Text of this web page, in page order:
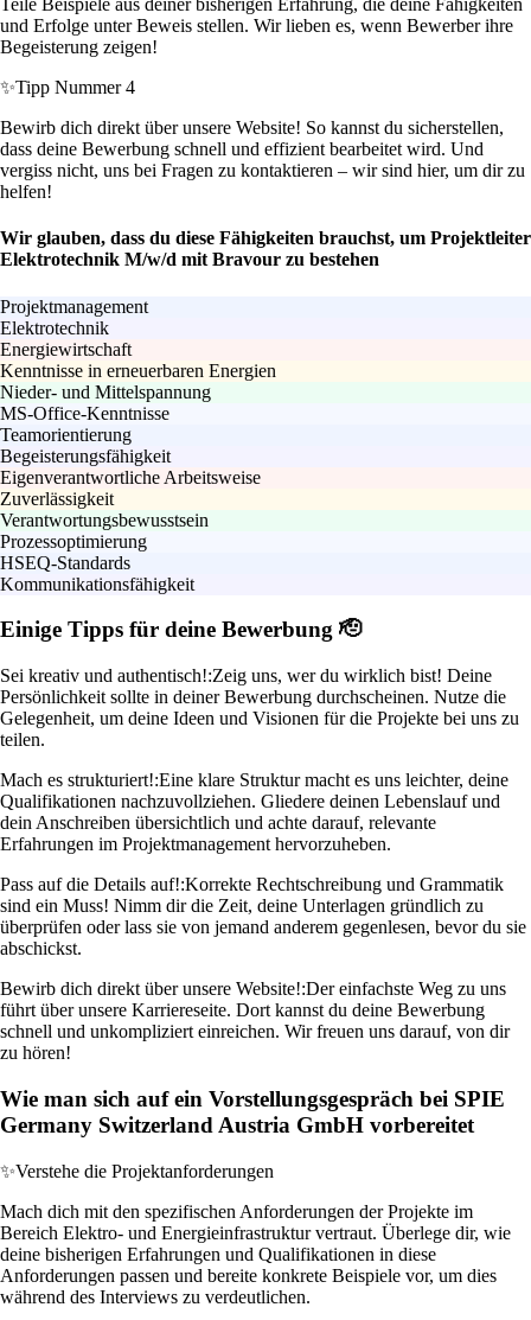
Teile Beispiele aus deiner bisherigen Erfahrung, die deine Fähigkeiten
und Erfolge unter Beweis stellen. Wir lieben es, wenn Bewerber ihre
Begeisterung zeigen!
✨Tipp Nummer 4
Bewirb dich direkt über unsere Website! So kannst du sicherstellen,
dass deine Bewerbung schnell und effizient bearbeitet wird. Und
vergiss nicht, uns bei Fragen zu kontaktieren – wir sind hier, um dir zu
helfen!
Wir glauben, dass du diese Fähigkeiten brauchst, um Projektleiter
Elektrotechnik M/w/d mit Bravour zu bestehen
Projektmanagement
Elektrotechnik
Energiewirtschaft
Kenntnisse in erneuerbaren Energien
Nieder- und Mittelspannung
MS-Office-Kenntnisse
Teamorientierung
Begeisterungsfähigkeit
Eigenverantwortliche Arbeitsweise
Zuverlässigkeit
Verantwortungsbewusstsein
Prozessoptimierung
HSEQ-Standards
Kommunikationsfähigkeit
Einige Tipps für deine Bewerbung 🫡
Sei kreativ und authentisch!:Zeig uns, wer du wirklich bist! Deine
Persönlichkeit sollte in deiner Bewerbung durchscheinen. Nutze die
Gelegenheit, um deine Ideen und Visionen für die Projekte bei uns zu
teilen.
Mach es strukturiert!:Eine klare Struktur macht es uns leichter, deine
Qualifikationen nachzuvollziehen. Gliedere deinen Lebenslauf und
dein Anschreiben übersichtlich und achte darauf, relevante
Erfahrungen im Projektmanagement hervorzuheben.
Pass auf die Details auf!:Korrekte Rechtschreibung und Grammatik
sind ein Muss! Nimm dir die Zeit, deine Unterlagen gründlich zu
überprüfen oder lass sie von jemand anderem gegenlesen, bevor du sie
abschickst.
Bewirb dich direkt über unsere Website!:Der einfachste Weg zu uns
führt über unsere Karriereseite. Dort kannst du deine Bewerbung
schnell und unkompliziert einreichen. Wir freuen uns darauf, von dir
zu hören!
Wie man sich auf ein Vorstellungsgespräch bei SPIE
Germany Switzerland Austria GmbH vorbereitet
✨Verstehe die Projektanforderungen
Mach dich mit den spezifischen Anforderungen der Projekte im
Bereich Elektro- und Energieinfrastruktur vertraut. Überlege dir, wie
deine bisherigen Erfahrungen und Qualifikationen in diese
Anforderungen passen und bereite konkrete Beispiele vor, um dies
während des Interviews zu verdeutlichen.